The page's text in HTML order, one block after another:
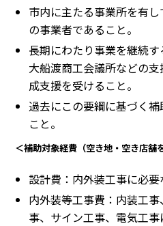
市内に主たる事業所を有
の事業者であること。
長期にわたり事業を継続
大船渡商工会議所などの
成支援を受けること。
過去にこの要綱に基づく
こと。
＜補助対象経費（空き地・空き店舗
設計費：内外装工事に必要
内外装等工事費：内装工
事、サイン工事、電気工事